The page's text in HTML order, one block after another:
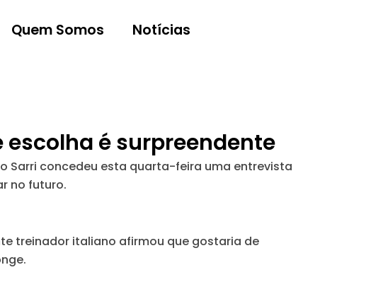
Quem Somos Notícias
é surpreendente
Sarri concedeu esta quarta-feira uma entrevista
no futuro.
treinador italiano afirmou que gostaria de